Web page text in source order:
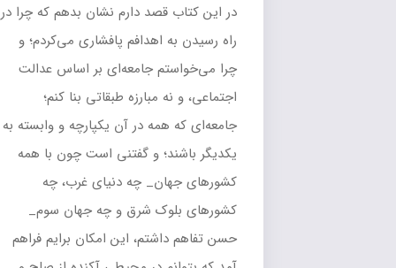
در این کتاب قصد دارم نشان بدهم که چرا در
راه رسیدن به اهدافم پافشاری می‌کردم؛ و
چرا می‌خواستم جامعه‌ای بر اساس عدالت
اجتماعی، و نه مبارزه طبقاتی بنا کنم؛
جامعه‌ای که همه در آن یکپارچه و وابسته به
یکدیگر باشند؛ و گفتنی است چون با همه
کشورهای جهان_ چه دنیای غرب، چه
کشورهای بلوک شرق و چه جهان سوم_
حسن تفاهم داشتم، این امکان برایم فراهم